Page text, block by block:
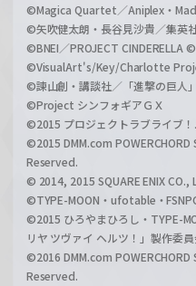
©Magica Quartet／Aniplex・
©矢吹健太朗・長谷見沙貴／集英
©BNEI／PROJECT CINDERELLA
©VisualArt's/Key/Charlotte
©諫山創・講談社／「進撃の巨人
©Project シンフォギアＧＸ
©2015 プロジェクトラブライブ！
©2015 DMM.com
Reserved.
© 2014, 2015 SQUARE ENIX
©TYPE-MOON・ufotable・
©2015 ひろやまひろし・TYPE-
リヤ ツヴァイ ヘルツ！」製作委
©2016 DMM.com
Reserved.